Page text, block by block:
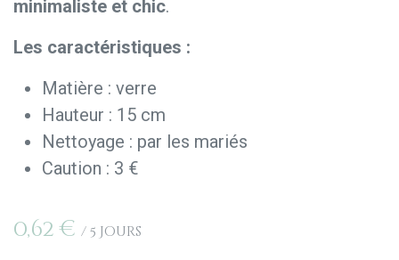
minimaliste et chic.
Les caractéristiques :
Matière : verre
Hauteur : 15 cm
Nettoyage : par les mariés
Caution : 3 €
0,62€ /5 Jours